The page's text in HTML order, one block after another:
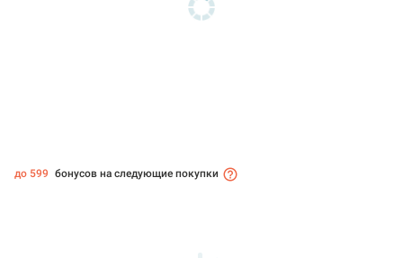
до 599 бонусов на следующие покупки